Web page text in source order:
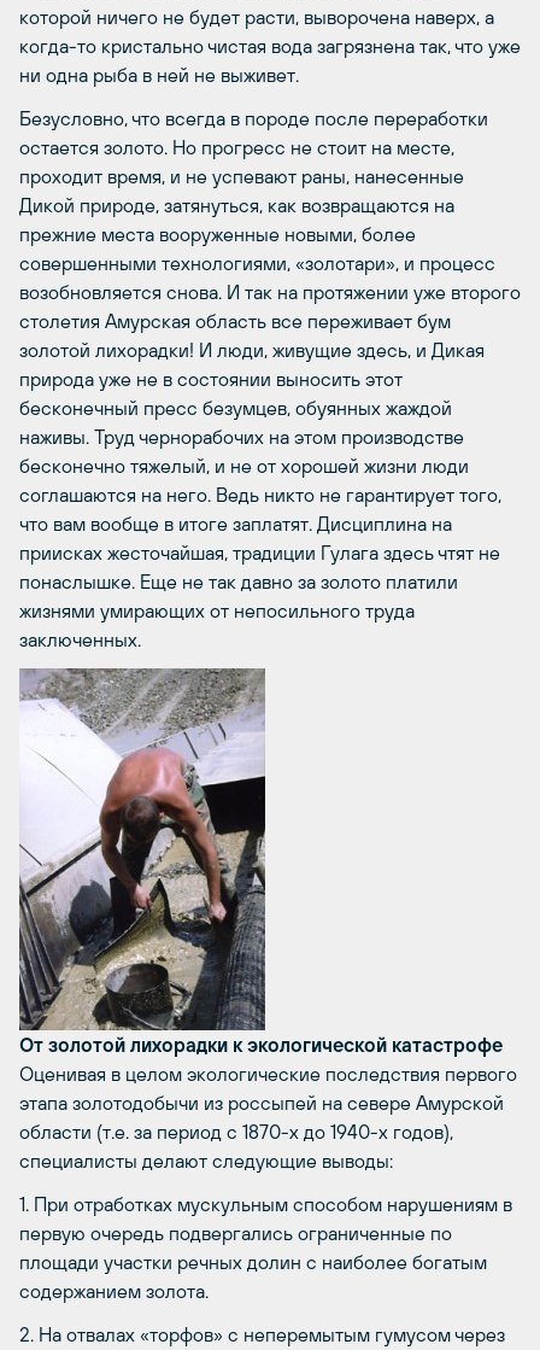
которой ничего не будет расти, выворочена наверх, а
когда-то кристально чистая вода загрязнена так, что уже
ни одна рыба в ней не выживет.
Безусловно, что всегда в породе после переработки
остается золото. Но прогресс не стоит на месте,
проходит время, и не успевают раны, нанесенные
Дикой природе, затянуться, как возвращаются на
прежние места вооруженные новыми, более
совершенными технологиями, «золотари», и процесс
возобновляется снова. И так на протяжении уже второго
столетия Амурская область все переживает бум
золотой лихорадки! И люди, живущие здесь, и Дикая
природа уже не в состоянии выносить этот
бесконечный пресс безумцев, обуянных жаждой
наживы. Труд чернорабочих на этом производстве
бесконечно тяжелый, и не от хорошей жизни люди
соглашаются на него. Ведь никто не гарантирует того,
что вам вообще в итоге заплатят. Дисциплина на
приисках жесточайшая, традиции Гулага здесь чтят не
понаслышке. Еще не так давно за золото платили
жизнями умирающих от непосильного труда
заключенных.
От золотой лихорадки к экологической катастрофе
Оценивая в целом экологические последствия первого
этапа золотодобычи из россыпей на севере Амурской
области (т.е. за период с 1870-х до 1940-х годов),
специалисты делают следующие выводы:
1. При отработках мускульным способом нарушениям в
первую очередь подвергались ограниченные по
площади участки речных долин с наиболее богатым
содержанием золота.
2. На отвалах «торфов» с неперемытым гумусом через